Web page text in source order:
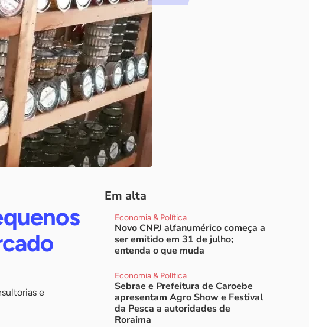
e
Em alta
Economia & Política
Novo CNPJ alfanumérico começa a
ser emitido em 31 de julho;
entenda o que muda
Economia & Política
Sebrae e Prefeitura de Caroebe
apresentam Agro Show e Festival
da Pesca a autoridades de
Roraima